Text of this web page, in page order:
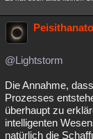
@Lightstorm
Die Annahme,
Prozesses
überhaupt zu
intelligenten
natürlich die